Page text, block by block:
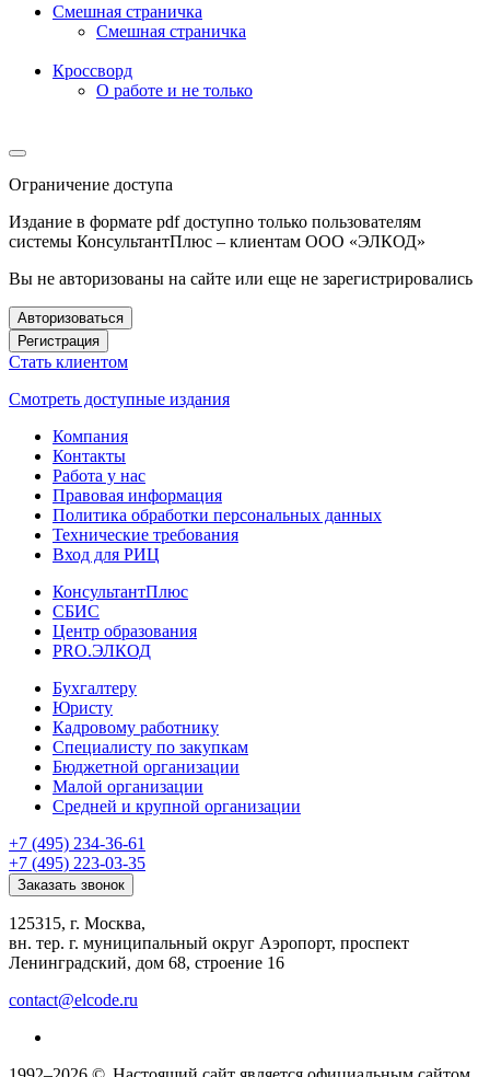
Смешная страничка
Смешная страничка
Кроссворд
О работе и не только
Ограничение доступа
Издание в формате pdf доступно только пользователям
системы КонсультантПлюс – клиентам ООО «ЭЛКОД»
Вы не авторизованы на сайте или еще не зарегистрировались
Авторизоваться
Регистрация
Стать клиентом
Смотреть доступные издания
Компания
Контакты
Работа у нас
Правовая информация
Политика обработки персональных данных
Технические требования
Вход для РИЦ
КонсультантПлюс
СБИС
Центр образования
PRO.ЭЛКОД
Бухгалтеру
Юристу
Кадровому работнику
Специалисту по закупкам
Бюджетной организации
Малой организации
Средней и крупной организации
+7 (495) 234-36-61
+7 (495) 223-03-35
Заказать звонок
125315, г. Москва,
вн. тер. г. муниципальный округ Аэропорт, проспект
Ленинградский, дом 68, строение 16
contact@elcode.ru